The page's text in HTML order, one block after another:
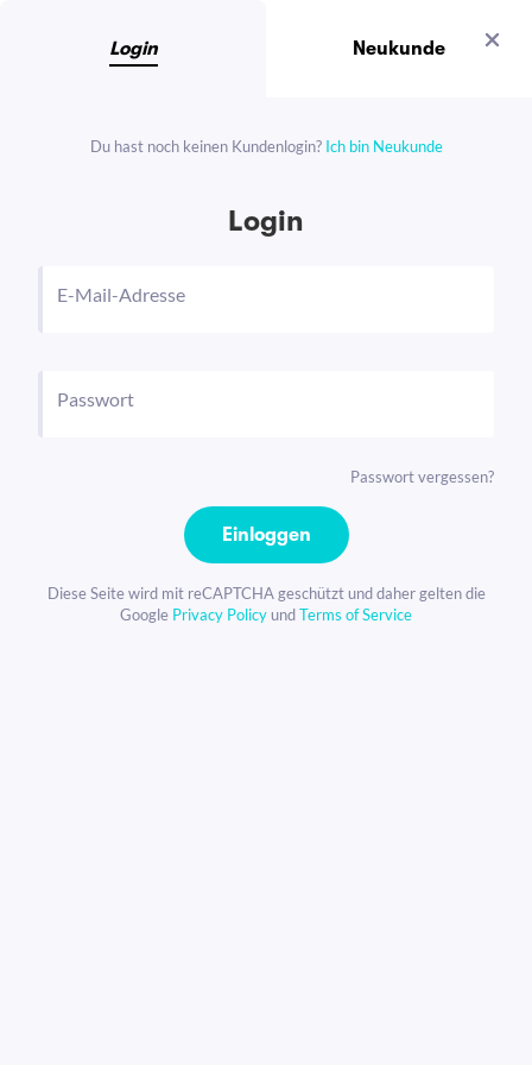
Login Neukunde
Du hast noch keinen Kundenlogin? Ich bin Neukunde
Login
E-Mail-Adresse
Passwort
Passwort vergessen?
Einloggen
Diese Seite wird mit reCAPTCHA geschützt und daher gelten die
Google Privacy PolicyundTerms of Service